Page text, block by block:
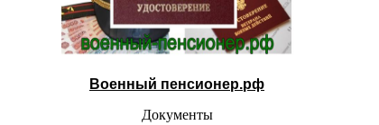
Военный пенсионер.рф
Документы